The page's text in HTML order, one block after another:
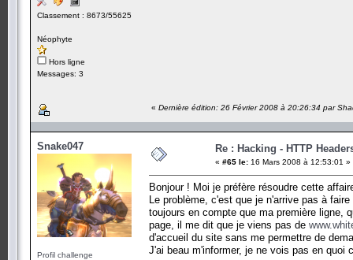
Classement : 8673/55625
Néophyte
Hors ligne
Messages: 3
« Dernière édition: 26 Février 2008 à 20:26:34 par
Snake047
Profil challenge
Re : Hacking - HTTP
« #65 le: 16 Mars 2008 à 12:53:01 »
Bonjour ! Moi je préfère résoudre cette
Le problème, c'est que je n'arrive pas à
toujours en compte que ma première ligne,
page, il me dit que je viens pas de
d'accueil du site sans me permettre de
J'ai beau m'informer, je ne vois pas en quoi